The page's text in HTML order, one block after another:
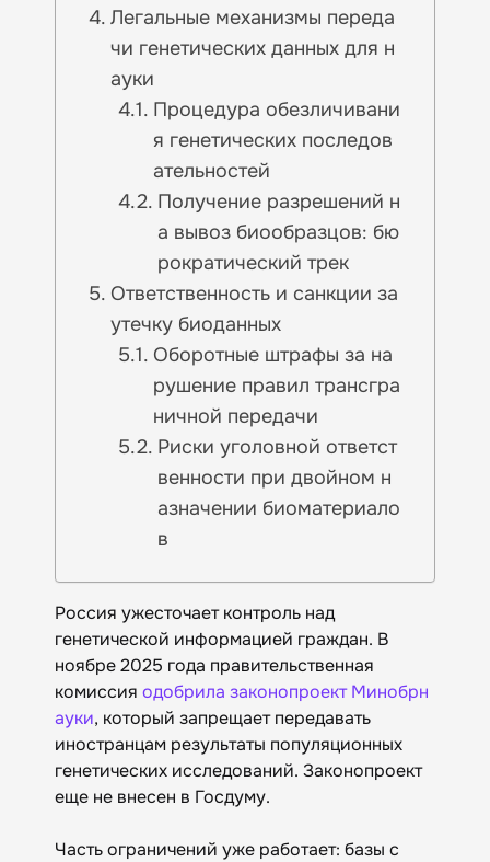
Легальные механизмы переда
чи генетических данных для н
ауки
Процедура обезличивани
я генетических последов
ательностей
Получение разрешений н
а вывоз биообразцов: бю
рократический трек
Ответственность и санкции за
утечку биоданных
Оборотные штрафы за на
рушение правил трансгра
ничной передачи
Риски уголовной ответст
венности при двойном н
азначении биоматериало
в
Россия ужесточает контроль над
генетической информацией граждан. В
ноябре 2025 года правительственная
комиссия одобрила законопроект Минобрн
ауки, который запрещает передавать
иностранцам результаты популяционных
генетических исследований. Законопроект
еще не внесен в Госдуму.
Часть ограничений уже работает: базы с